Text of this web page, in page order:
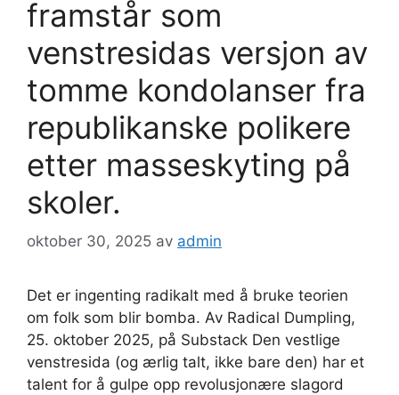
framstår som
venstresidas versjon av
tomme kondolanser fra
republikanske polikere
etter masseskyting på
skoler.
oktober 30, 2025 av admin
Det er ingenting radikalt med å bruke teorien
om folk som blir bomba. Av Radical Dumpling,
25. oktober 2025, på Substack Den vestlige
venstresida (og ærlig talt, ikke bare den) har et
talent for å gulpe opp revolusjonære slagord